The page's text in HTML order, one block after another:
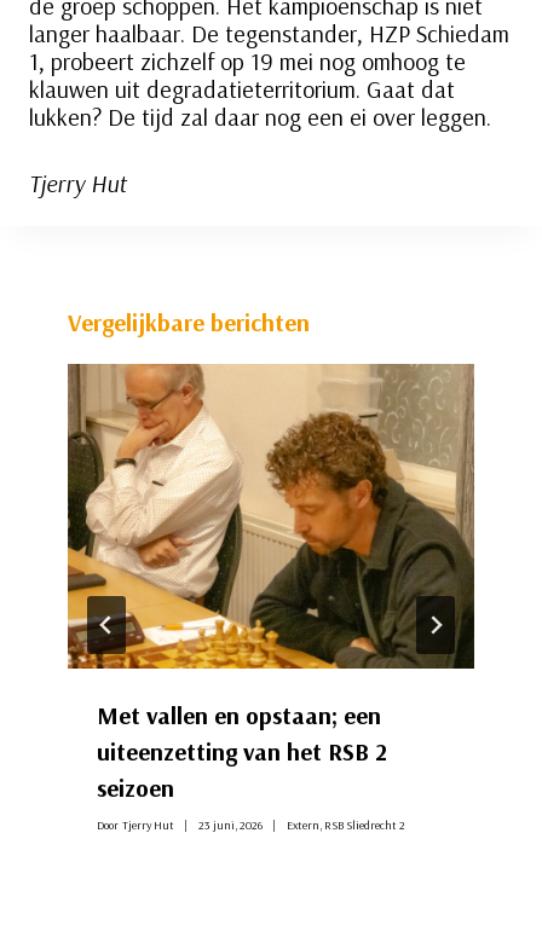
langer haalbaar. De tegenstander, HZP Schiedam
1, probeert zichzelf op 19 mei nog omhoog te
klauwen uit degradatieterritorium. Gaat dat
lukken? De tijd zal daar nog een ei over leggen.
Tjerry Hut
Vergelijkbare berichten
Met vallen en opstaan; een
uiteenzetting van het RSB 2
seizoen
Door Tjerry Hut 23 juni, 2026 Extern, RSB Sliedrecht 2